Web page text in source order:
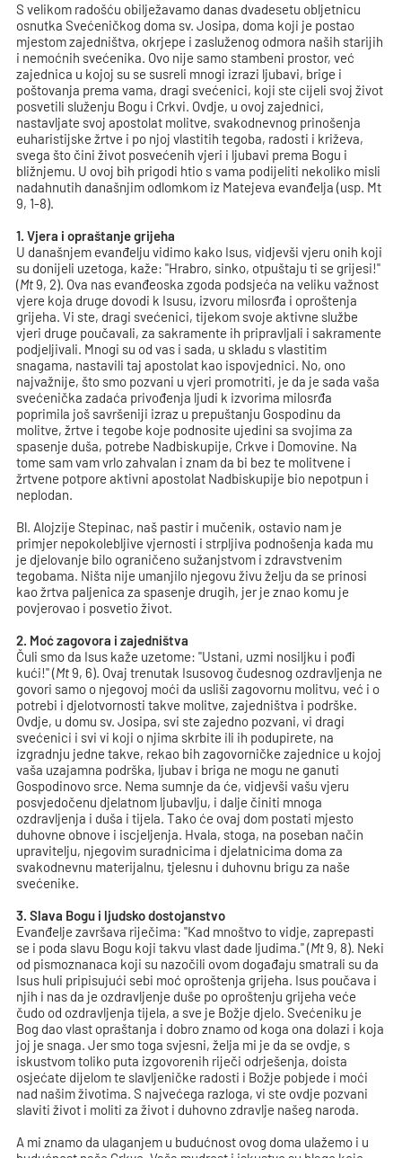
S velikom radošću obilježavamo danas dvadesetu obljetnicu
osnutka Svećeničkog doma sv. Josipa, doma koji je postao
mjestom zajedništva, okrjepe i zasluženog odmora naših starijih
i nemoćnih svećenika. Ovo nije samo stambeni prostor, već
zajednica u kojoj su se susreli mnogi izrazi ljubavi, brige i
poštovanja prema vama, dragi svećenici, koji ste cijeli svoj život
posvetili služenju Bogu i Crkvi. Ovdje, u ovoj zajednici,
nastavljate svoj apostolat molitve, svakodnevnog prinošenja
euharistijske žrtve i po njoj vlastitih tegoba, radosti i križeva,
svega što čini život posvećenih vjeri i ljubavi prema Bogu i
bližnjemu. U ovoj bih prigodi htio s vama podijeliti nekoliko misli
nadahnutih današnjim odlomkom iz Matejeva evanđelja (usp. Mt
9, 1-8).
1. Vjera i opraštanje grijeha
U današnjem evanđelju vidimo kako Isus, vidjevši vjeru onih koji
su donijeli uzetoga, kaže: "Hrabro, sinko, otpuštaju ti se grijesi!"
(Mt9, 2). Ova nas evanđeoska zgoda podsjeća na veliku važnost
vjere koja druge dovodi k Isusu, izvoru milosrđa i oproštenja
grijeha. Vi ste, dragi svećenici, tijekom svoje aktivne službe
vjeri druge poučavali, za sakramente ih pripravljali i sakramente
podjeljivali. Mnogi su od vas i sada, u skladu s vlastitim
snagama, nastavili taj apostolat kao ispovjednici. No, ono
najvažnije, što smo pozvani u vjeri promotriti, je da je sada vaša
svećenička zadaća privođenja ljudi k izvorima milosrđa
poprimila još savršeniji izraz u prepuštanju Gospodinu da
molitve, žrtve i tegobe koje podnosite ujedini sa svojima za
spasenje duša, potrebe Nadbiskupije, Crkve i Domovine. Na
tome sam vam vrlo zahvalan i znam da bi bez te molitvene i
žrtvene potpore aktivni apostolat Nadbiskupije bio nepotpun i
neplodan.
Bl. Alojzije Stepinac, naš pastir i mučenik, ostavio nam je
primjer nepokolebljive vjernosti i strpljiva podnošenja kada mu
je djelovanje bilo ograničeno sužanjstvom i zdravstvenim
tegobama. Ništa nije umanjilo njegovu živu želju da se prinosi
kao žrtva paljenica za spasenje drugih, jer je znao komu je
povjerovao i posvetio život.
2. Moć zagovora i zajedništva
Čuli smo da Isus kaže uzetome: "Ustani, uzmi nosiljku i pođi
kući!" (Mt9, 6). Ovaj trenutak Isusovog čudesnog ozdravljenja ne
govori samo o njegovoj moći da usliši zagovornu molitvu, već i o
potrebi i djelotvornosti takve molitve, zajedništva i podrške.
Ovdje, u domu sv. Josipa, svi ste zajedno pozvani, vi dragi
svećenici i svi vi koji o njima skrbite ili ih podupirete, na
izgradnju jedne takve, rekao bih zagovorničke zajednice u kojoj
vaša uzajamna podrška, ljubav i briga ne mogu ne ganuti
Gospodinovo srce. Nema sumnje da će, vidjevši vašu vjeru
posvjedočenu djelatnom ljubavlju, i dalje činiti mnoga
ozdravljenja i duša i tijela. Tako će ovaj dom postati mjesto
duhovne obnove i iscjeljenja. Hvala, stoga, na poseban način
upravitelju, njegovim suradnicima i djelatnicima doma za
svakodnevnu materijalnu, tjelesnu i duhovnu brigu za naše
svećenike.
3. Slava Bogu i ljudsko dostojanstvo
Evanđelje završava riječima: "Kad mnoštvo to vidje, zaprepasti
se i poda slavu Bogu koji takvu vlast dade ljudima." (Mt9, 8). Neki
od pismoznanaca koji su nazočili ovom događaju smatrali su da
Isus huli pripisujući sebi moć oproštenja grijeha. Isus poučava i
njih i nas da je ozdravljenje duše po oproštenju grijeha veće
čudo od ozdravljenja tijela, a sve je Božje djelo. Svećeniku je
Bog dao vlast opraštanja i dobro znamo od koga ona dolazi i koja
joj je snaga. Jer smo toga svjesni, želja mi je da se ovdje, s
iskustvom toliko puta izgovorenih riječi odrješenja, doista
osjećate dijelom te slavljeničke radosti i Božje pobjede i moći
nad našim životima. S najvećega razloga, vi ste ovdje pozvani
slaviti život i moliti za život i duhovno zdravlje našeg naroda.
A mi znamo da ulaganjem u budućnost ovog doma ulažemo i u